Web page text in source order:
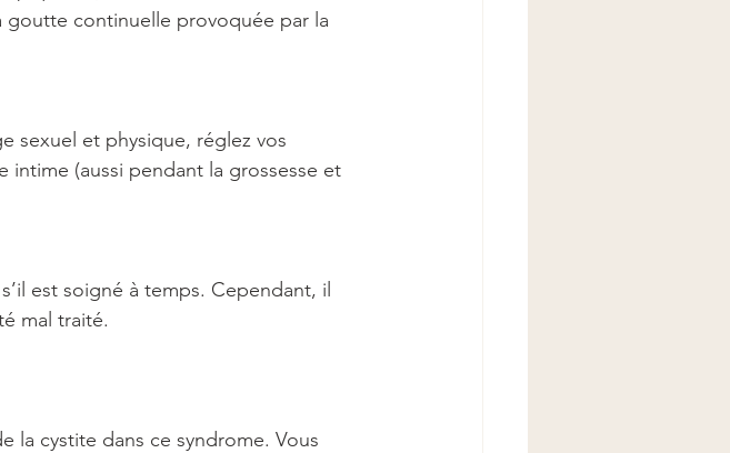
goutte continuelle provoquée par la
sexuel et physique, réglez vos
(aussi pendant la grossesse et
est soigné à temps. Cependant, il
mal traité.
la cystite dans ce syndrome. Vous